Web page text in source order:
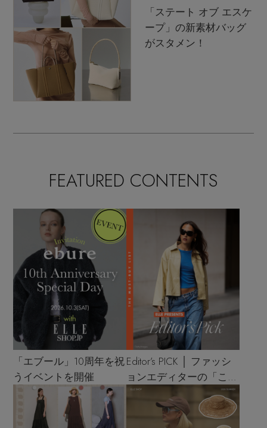
「ステート オブ エスケ
ープ」の新素材バッグ
がスタメン！
FEATURED CONTENTS
「エブール」10周年を祝
うイベントを開催
Editor’s PICK │ ファッシ
ョンエディターの「これ
買い！」リスト